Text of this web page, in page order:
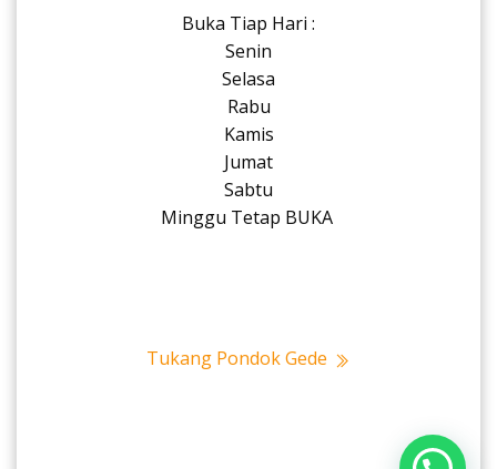
Buka Tiap Hari :
Senin
Selasa
Rabu
Kamis
Jumat
Sabtu
Minggu Tetap BUKA
Tukang Pondok Gede